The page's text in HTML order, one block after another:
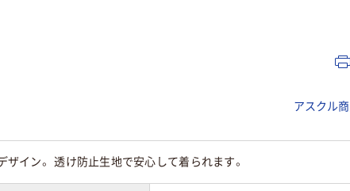
アスクル
イン。 透け防止生地で安心して着られます。